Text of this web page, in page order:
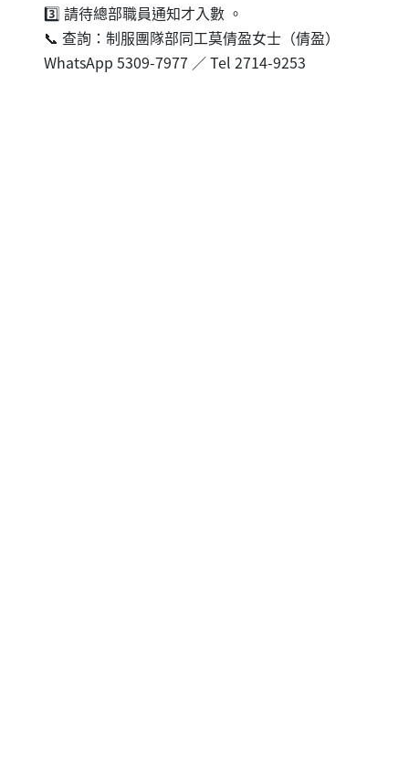
3️⃣ 請待總部職員通知才入數 。
📞 查詢：制服團隊部同工莫倩盈女士（倩盈）
WhatsApp 5309-7977 ／ Tel 2714-9253